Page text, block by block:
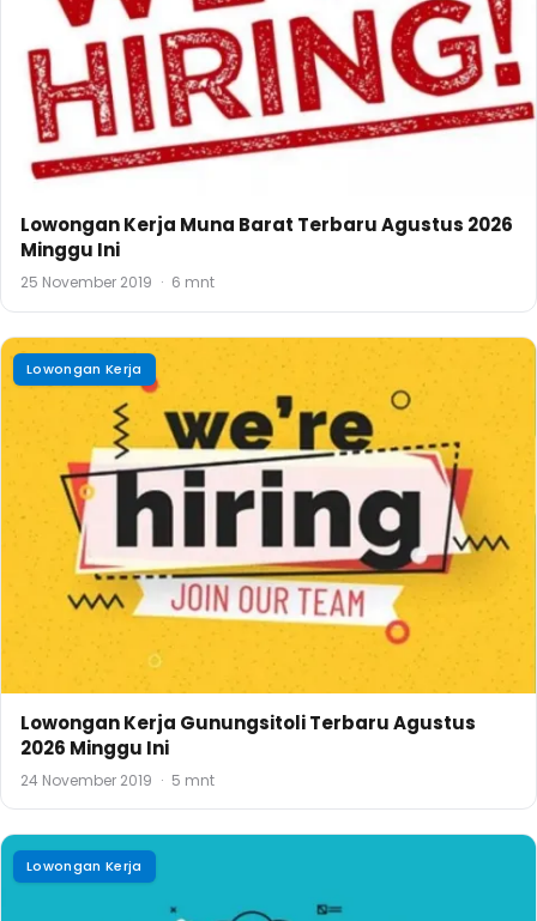
Lowongan Kerja Muna Barat Terbaru Agustus 2026
Minggu Ini
25 November 2019 · 6 mnt
Lowongan Kerja
Lowongan Kerja Gunungsitoli Terbaru Agustus
2026 Minggu Ini
24 November 2019 · 5 mnt
Lowongan Kerja